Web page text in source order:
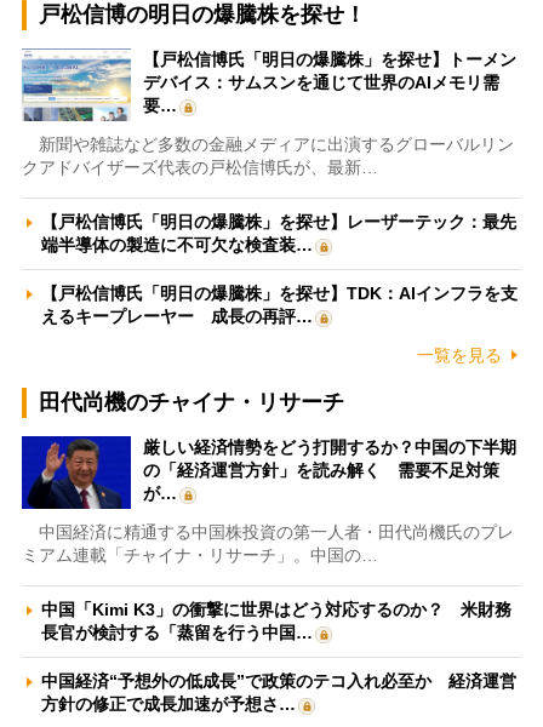
戸松信博の明日の爆騰株を探せ！
【戸松信博氏「明日の爆騰株」を探せ】トーメン
デバイス：サムスンを通じて世界のAIメモリ需
要…
新聞や雑誌など多数の金融メディアに出演するグローバルリン
クアドバイザーズ代表の戸松信博氏が、最新…
【戸松信博氏「明日の爆騰株」を探せ】レーザーテック：最先
端半導体の製造に不可欠な検査装…
【戸松信博氏「明日の爆騰株」を探せ】TDK：AIインフラを支
えるキープレーヤー 成長の再評…
一覧を見る
田代尚機のチャイナ・リサーチ
厳しい経済情勢をどう打開するか？中国の下半期
の「経済運営方針」を読み解く 需要不足対策
が…
中国経済に精通する中国株投資の第一人者・田代尚機氏のプレ
ミアム連載「チャイナ・リサーチ」。中国の…
中国「Kimi K3」の衝撃に世界はどう対応するのか？ 米財務
長官が検討する「蒸留を行う中国…
中国経済“予想外の低成長”で政策のテコ入れ必至か 経済運営
方針の修正で成長加速が予想さ…